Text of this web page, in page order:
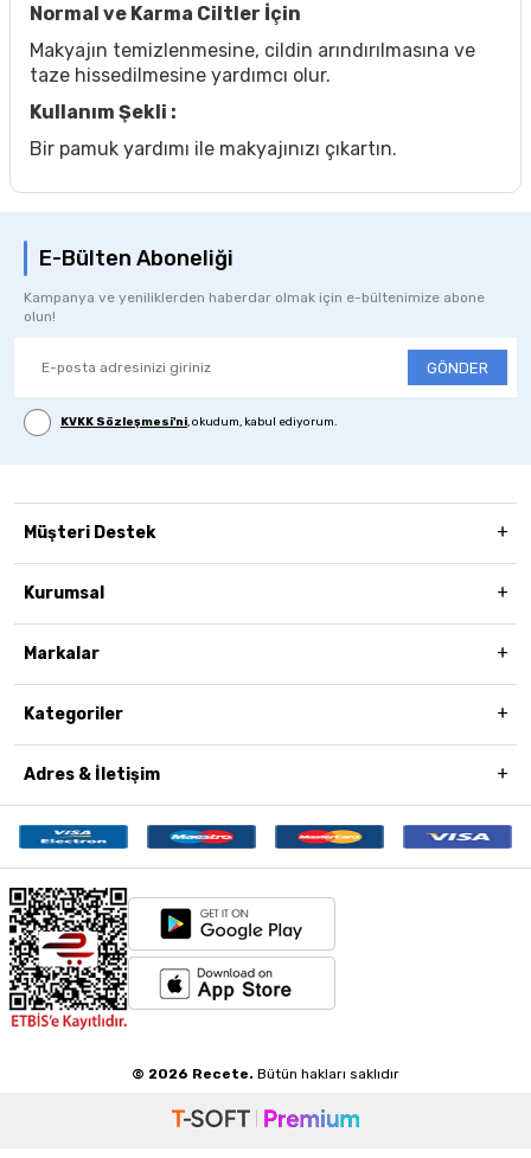
Normal ve Karma Ciltler İçin
Makyajın temizlenmesine, cildin arındırılmasına ve
taze hissedilmesine yardımcı olur.
Kullanım Şekli :
Bir pamuk yardımı ile makyajınızı çıkartın.
E-Bülten Aboneliği
Kampanya ve yeniliklerden haberdar olmak için e-bültenimize abone
olun!
GÖNDER
KVKK Sözleşmesi'ni, okudum, kabul ediyorum.
Müşteri Destek
Kurumsal
Markalar
Kategoriler
Adres & İletişim
© 2026 Recete. Bütün hakları saklıdır